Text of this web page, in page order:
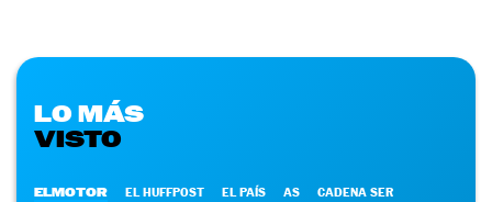
LO MÁS
VISTO
ELMOTOR EL HUFFPOST EL PAÍS AS CADENA SER